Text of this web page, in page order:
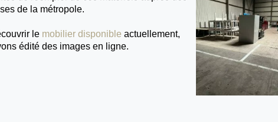
de la métropole.
le mobilier disponible actuellement,
édité des images en ligne.